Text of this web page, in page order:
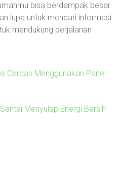
bisa berdampak besar
lupa untuk mencari informasi
mendukung perjalanan
Cerdas Menggunakan Panel
Menyulap Energi Bersih